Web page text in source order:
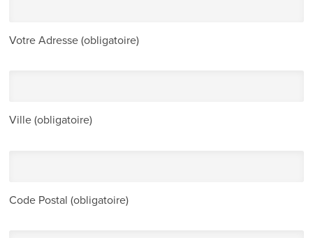
Votre Adresse (obligatoire)
Ville (obligatoire)
Code Postal (obligatoire)